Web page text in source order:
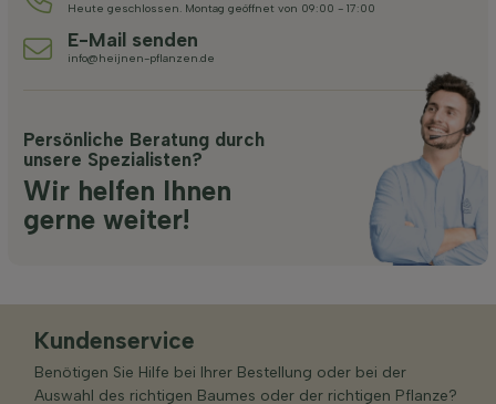
Heute geschlossen. Montag geöffnet von 09:00 - 17:00
E-Mail senden
info@heijnen-pflanzen.de
Persönliche Beratung durch
unsere Spezialisten?
Wir helfen Ihnen
gerne weiter!
Kundenservice
Benötigen Sie Hilfe bei Ihrer Bestellung oder bei der
Auswahl des richtigen Baumes oder der richtigen Pflanze?